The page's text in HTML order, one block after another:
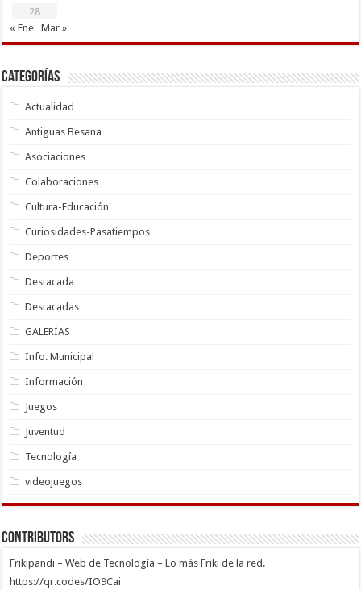
28
« Ene
Mar »
Categorías
Actualidad
Antiguas Besana
Asociaciones
Colaboraciones
Cultura-Educación
Curiosidades-Pasatiempos
Deportes
Destacada
Destacadas
GALERÍAS
Info. Municipal
Información
Juegos
Juventud
Tecnología
videojuegos
Contributors
Frikipandi – Web de Tecnología – Lo más Friki de la red.
https://qr.codes/IO9Cai